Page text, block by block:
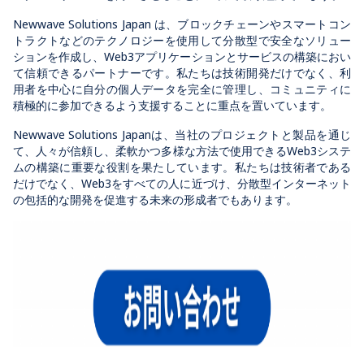
Newwave Solutions Japan は、ブロックチェーンやスマートコン
トラクトなどのテクノロジーを使用して分散型で安全なソリュー
ションを作成し、Web3アプリケーションとサービスの構築におい
て信頼できるパートナーです。私たちは技術開発だけでなく、利
用者を中心に自分の個人データを完全に管理し、コミュニティに
積極的に参加できるよう支援することに重点を置いています。
Newwave Solutions Japanは、当社のプロジェクトと製品を通じ
て、人々が信頼し、柔軟かつ多様な方法で使用できるWeb3システ
ムの構築に重要な役割を果たしています。私たちは技術者である
だけでなく、Web3をすべての人に近づけ、分散型インターネット
の包括的な開発を促進する未来の形成者でもあります。